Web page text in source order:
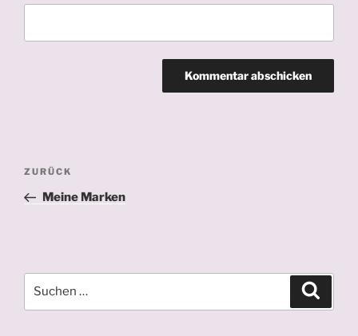
Vorheriger
Beitrag
ZURÜCK
Meine Marken
nach: